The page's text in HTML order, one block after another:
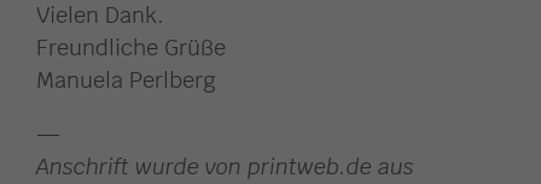
Vielen Dank.
Freundliche Grüße
Manuela Perlberg
—
Anschrift wurde von printweb.de aus